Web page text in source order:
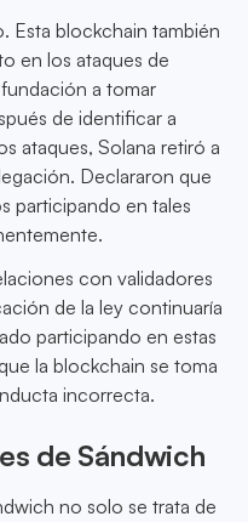
Esta blockchain también
en los ataques de
a tomar
de identificar a
ataques, Solana retiró a
Declararon que
participando en tales
con validadores
de la ley continuaría
participando en estas
la blockchain se toma
incorrecta.
de Sándwich
no solo se trata de